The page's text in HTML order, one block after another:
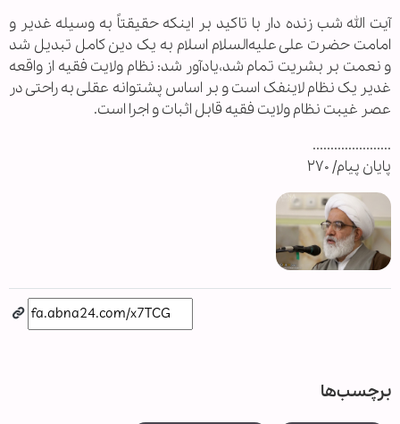
آیت الله شب زنده دار با تاکید بر اینکه حقیقتاً به وسیله غدیر و
امامت حضرت علی علیه‌السلام اسلام به یک دین کامل تبدیل شد
و نعمت بر بشریت تمام شد،یادآور شد: نظام ولایت فقیه از واقعه
غدیر یک نظام لاینفک است و بر اساس پشتوانه عقلی به راحتی در
عصر غیبت نظام ولایت فقیه قابل اثبات و اجرا است.
......................
پایان پیام/ ۲۷۰
برچسب‌ها